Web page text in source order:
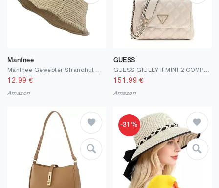
Manfnee
12.99 €
Amazon
GUESS
151.99 €
Amazon
-31%